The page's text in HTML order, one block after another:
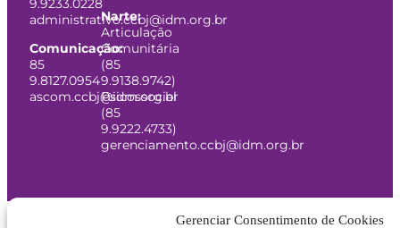
Gerenciar Consentimento de Cookies
9.9233.0228
administrativo.ccbj@idm.org.br
Comunicação:
85
9.8127.0954
ascom.ccbj@idm.org.br
Narte:
Articulação
Comunitária
(85
9.9138.9742)
Psicossocial
(85
9.9222.4733)
gerenciamento.ccbj@idm.org.br